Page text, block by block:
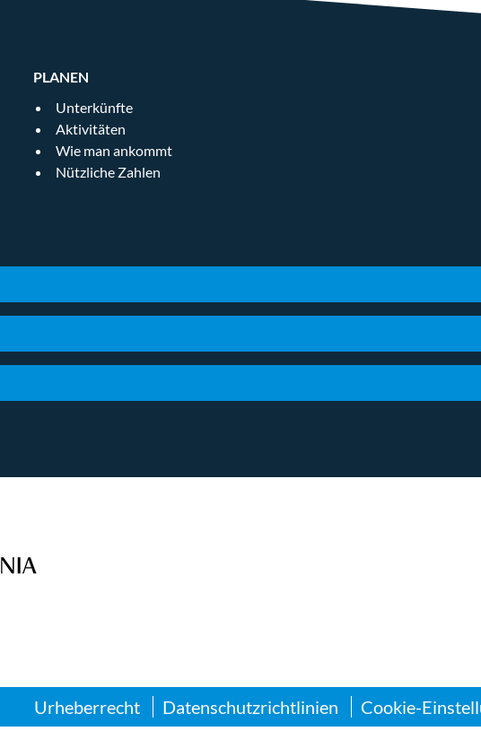
PLANEN
Unterkünfte
Aktivitäten
Wie man ankommt
Nützliche Zahlen
Urheberrecht Datenschutzrichtlinien Cookie-